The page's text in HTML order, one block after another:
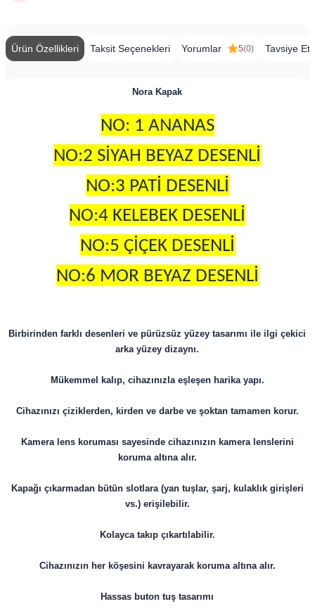
Ürün Özellikleri Taksit Seçenekleri Yorumlar 5(0) Tavsiye Et
Nora Kapak
NO: 1 ANANAS
NO:2 SİYAH BEYAZ DESENLİ
NO:3 PATİ DESENLİ
NO:4 KELEBEK DESENLİ
NO:5 ÇİÇEK DESENLİ
NO:6 MOR BEYAZ DESENLİ
Birbirinden farklı desenleri ve pürüzsüz yüzey tasarımı ile ilgi çekici
arka yüzey dizaynı.
Mükemmel kalıp, cihazınızla eşleşen harika yapı.
Cihazınızı çiziklerden, kirden ve darbe ve şoktan tamamen korur.
Kamera lens koruması sayesinde cihazınızın kamera lenslerini
koruma altına alır.
Kapağı çıkarmadan bütün slotlara (yan tuşlar, şarj, kulaklık girişleri
vs.) erişilebilir.
Kolayca takıp çıkartılabilir.
​​​​​​​Cihazınızın her köşesini kavrayarak koruma altına alır.
Hassas buton tuş tasarımı